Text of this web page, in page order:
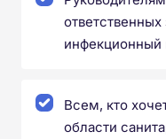
инфекционный
Всем, кто
области